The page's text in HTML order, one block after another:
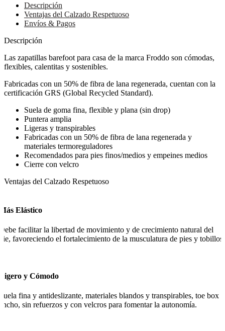
Descripción
Ventajas del Calzado Respetuoso
Envíos & Pagos
Descripción
Las zapatillas barefoot para casa de la marca Froddo son cómodas,
flexibles, calentitas y sostenibles.
Fabricadas con un 50% de fibra de lana regenerada, cuentan con la
certificación GRS (Global Recycled Standard).
Suela de goma fina, flexible y plana (sin drop)
Puntera amplia
Ligeras y transpirables
Fabricadas con un 50% de fibra de lana regenerada y
materiales termoreguladores
Recomendados para pies finos/medios y empeines medios
Cierre con velcro
Ventajas del Calzado Respetuoso
Elástico
facilitar la libertad de movimiento y de crecimiento natural del
favoreciendo el fortalecimiento de la musculatura de pies y tobillos.
y Cómodo
fina y antideslizante, materiales blandos y transpirables, toe box
sin refuerzos y con velcros para fomentar la autonomía.